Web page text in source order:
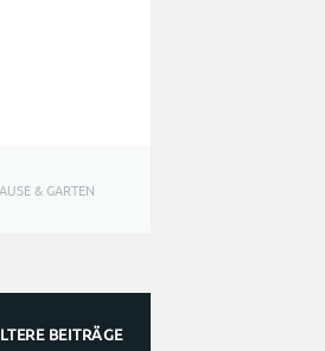
& GARTEN
BEITRÄGE